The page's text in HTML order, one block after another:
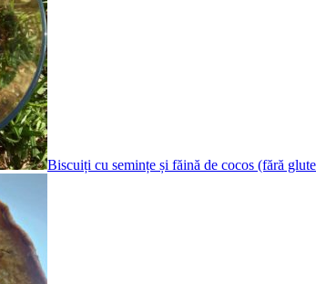
Biscuiți cu semințe și făină de cocos (fără